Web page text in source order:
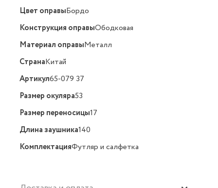
Цвет оправыБордо
Конструкция оправыОбодковая
Материал оправыМеталл
СтранаКитай
Артикул65-079 37
Размер окуляра53
Размер переносицы17
Длина заушника140
КомплектацияФутляр и салфетка